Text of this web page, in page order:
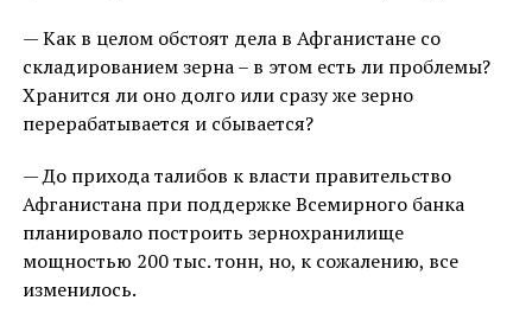
— Как в целом обстоят дела в Афганистане со
складированием зерна – в этом есть ли проблемы?
Хранится ли оно долго или сразу же зерно
перерабатывается и сбывается?
— До прихода талибов к власти правительство
Афганистана при поддержке Всемирного банка
планировало построить зернохранилище
мощностью 200 тыс. тонн, но, к сожалению, все
изменилось.